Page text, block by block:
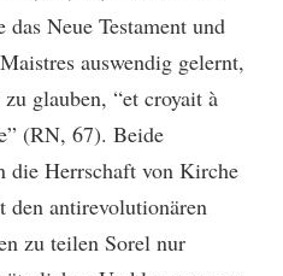
Neue Testament und
auswendig gelernt,
glauben, “et croyait à
(RN, 67). Beide
die Herrschaft von Kirche
antirevolutionären
zu teilen Sorel nur